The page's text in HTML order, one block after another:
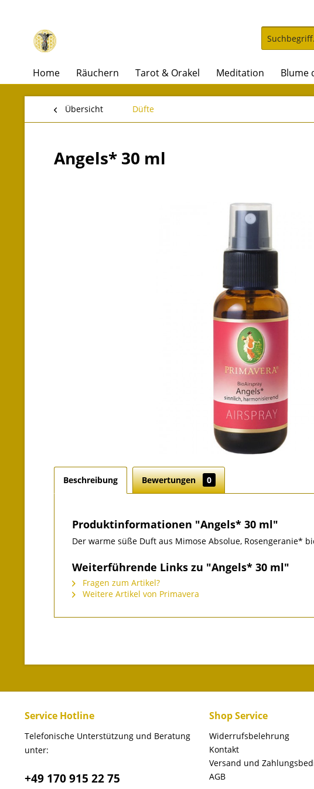
Home Räuchern Tarot & Orakel Meditation Blume
Übersicht Düfte
Angels* 30 ml
Beschreibung Bewertungen 0
Produktinformationen "Angels* 30 ml"
Der warme süße Duft aus Mimose Absolue, Rosengeranie*
Weiterführende Links zu "Angels* 30 ml"
Fragen zum Artikel?
Weitere Artikel von Primavera
Service Hotline
Telefonische Unterstützung und Beratung
unter:
+49 170 915 22 75
Shop Service
Widerrufsbelehrung
Kontakt
Versand und
AGB